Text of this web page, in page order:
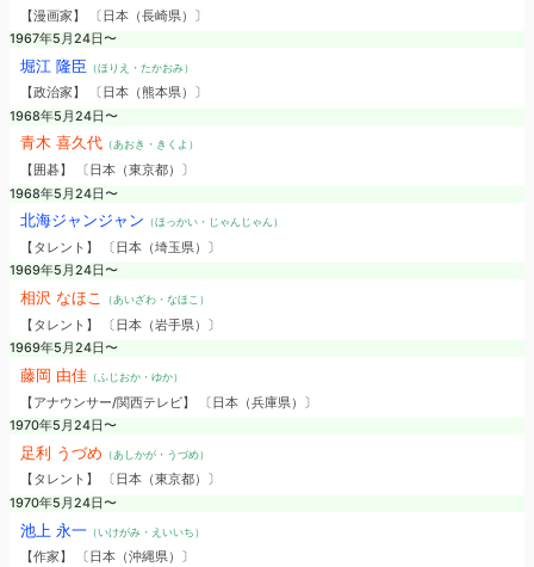
【漫画家】 〔日本（長崎県）〕
1967年5月24日〜
堀江 隆臣 （ほりえ・たかおみ）
【政治家】 〔日本（熊本県）〕
1968年5月24日〜
青木 喜久代（あおき・きくよ）
【囲碁】 〔日本（東京都）〕
1968年5月24日〜
北海ジャンジャン （ほっかい・じゃんじゃん）
【タレント】 〔日本（埼玉県）〕
1969年5月24日〜
相沢 なほこ （あいざわ・なほこ）
【タレント】 〔日本（岩手県）〕
1969年5月24日〜
藤岡 由佳（ふじおか・ゆか）
【アナウンサー/関西テレビ】 〔日本（兵庫県）〕
1970年5月24日〜
足利 うづめ （あしかが・うづめ）
【タレント】 〔日本（東京都）〕
1970年5月24日〜
池上 永一（いけがみ・えいいち）
【作家】 〔日本（沖縄県）〕